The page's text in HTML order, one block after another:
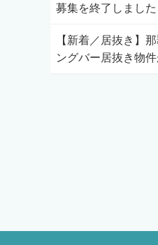
募集を終了しました
【新着／居抜き】
ングバー居抜き物件